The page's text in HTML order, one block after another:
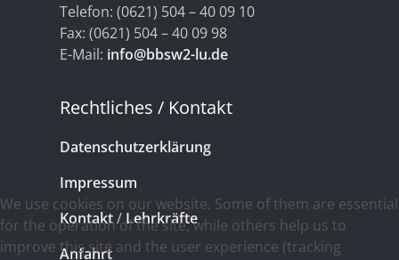
Telefon: (0621) 504 – 40 09 10
Fax: (0621) 504 – 40 09 98
E-Mail: info@bbsw2-lu.de
Rechtliches / Kontakt
Datenschutzerklärung
Impressum
Kontakt/Lehrkräfte
Anfahrt
We use cookies on our website. Some of them are essential
for the operation of the site, while others help us to
improve this site and the user experience (tracking